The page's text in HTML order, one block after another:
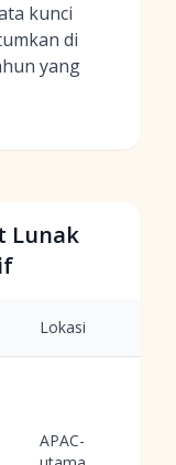
kunci
di
yang
Lunak
Lokasi
APAC-